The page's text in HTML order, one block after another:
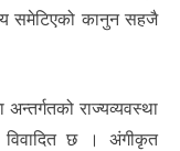
समेटिएको कानुन सहजै
राज्यव्यवस्था
छ । अंगीकृत